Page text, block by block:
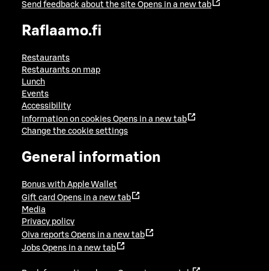
Send feedback about the site Opens in a new tab
Raflaamo.fi
Restaurants
Restaurants on map
Lunch
Events
Accessibility
Information on cookies Opens in a new tab
Change the cookie settings
General information
Bonus with Apple Wallet
Gift card Opens in a new tab
Media
Privacy policy
Oiva reports Opens in a new tab
Jobs Opens in a new tab